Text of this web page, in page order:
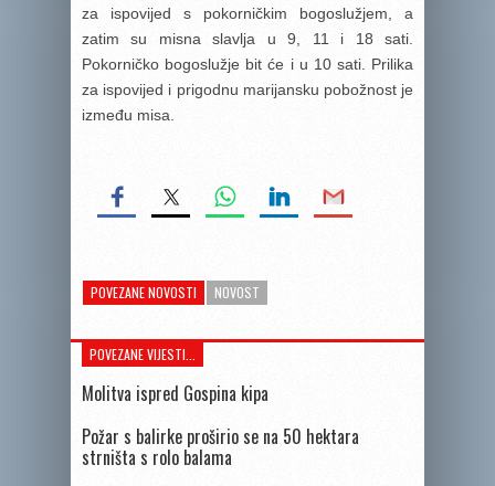
za ispovijed s pokorničkim bogoslužjem, a
zatim su misna slavlja u 9, 11 i 18 sati.
Pokorničko bogoslužje bit će i u 10 sati. Prilika
za ispovijed i prigodnu marijansku pobožnost je
između misa.
POVEZANE NOVOSTI NOVOST
POVEZANE VIJESTI...
Molitva ispred Gospina kipa
Požar s balirke proširio se na 50 hektara
strništa s rolo balama